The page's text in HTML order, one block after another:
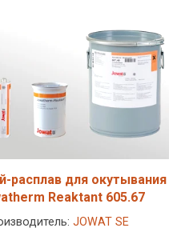
расплав для окутывания
Reaktant 605.67
JOWAT SE